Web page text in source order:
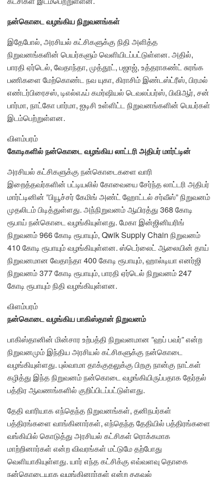
நன்கொடை வழங்கிய நிறுவனங்கள்
இதேபோல், அரசியல் கட்சிகளுக்கு நிதி அளித்த
நிறுவனங்களின் பெயர்களும் வெளியிடப்பட்டுள்ளன. அதில்,
பாரதி ஏர்டெல், வேதாந்தா, முத்தூட், பஜாஜ், உத்தராகண்ட் சுரங்க
பணிகளை மேற்கொண்ட நவ யுகா, கிராசிம் இண்டஸ்ட்ரீஸ், பிரமல்
எண்டர்பிரைசஸ், டிஎல்எஃப் கமர்ஷியல் டெவலப்பர்ஸ், பிவிஆர், சன்
பார்மா, நாட்கோ பார்மா, ஐடிசி உள்ளிட்ட நிறுவனங்களின் பெயர்கள்
இடம்பெற்றுள்ளன.
விளம்பரம்
கோடிகளில் நன்கொடை வழங்கிய லாட்டரி அதிபர் மார்ட்டின்
அரசியல் கட்சிகளுக்கு நன்கொடைகளை வாரி
இறைத்தவர்களின் பட்டியலில் கோவையை சேர்ந்த லாட்டரி அதிபர்
மார்ட்டினின் ”பியூச்சர் கேமிங் அண்ட் ஹோட்டல் சர்வீஸ்” நிறுவனம்
முதலிடம் பிடித்துள்ளது. அந்நிறுவனம் ஆயிரத்து 368 கோடி
ரூபாய் நன்கொடை வழங்கியுள்ளது. மேகா இன்ஜினியரிங்
நிறுவனம் 966 கோடி ரூபாயும், Qwik Supply Chain நிறுவனம்
410 கோடி ரூபாயும் வழங்கியுள்ளன. ஸ்டெர்லைட் ஆலையின் தாய்
நிறுவனமான வேதாந்தா 400 கோடி ரூபாயும், ஹால்டியா எனர்ஜி
நிறுவனம் 377 கோடி ரூபாயும், பாரதி ஏர்டெல் நிறுவனம் 247
கோடி ரூபாயும் நிதி வழங்கியுள்ளன.
விளம்பரம்
நன்கொடை வழங்கிய பாகிஸ்தான் நிறுவனம்
பாகிஸ்தானின் மின்சார உற்பத்தி நிறுவனமான ”ஹப் பவர்” என்ற
நிறுவனமும் இந்திய அரசியல் கட்சிகளுக்கு நன்கொடை
வழங்கியுள்ளது. புல்வாமா தாக்குதலுக்கு பிறகு நான்கு நாட்கள்
கழித்து இந்த நிறுவனம் நன்கொடை வழங்கியிருப்பதாக தேர்தல்
பத்திர ஆவணங்களில் குறிப்பிடப்பட்டுள்ளது.
தேதி வாரியாக எந்தெந்த நிறுவனங்கள், தனிநபர்கள்
பத்திரங்களை வாங்கினார்கள், எந்தெந்த தேதியில் பத்திரங்களை
வங்கியில் கொடுத்து அரசியல் கட்சிகள் ரொக்கமாக
மாற்றினார்கள் என்ற விவரங்கள் மட்டுமே தற்போது
வெளியாகியுள்ளது. யார் எந்த கட்சிக்கு எவ்வளவு தொகை
நன்கொடையாக வழங்கினார்கள் என்ற தகவல்